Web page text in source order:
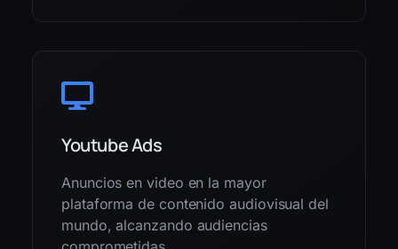
Youtube Ads
Anuncios en video en la mayor
plataforma de contenido audiovisual del
mundo, alcanzando audiencias